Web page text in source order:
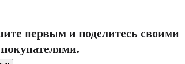
первым и поделитесь своими